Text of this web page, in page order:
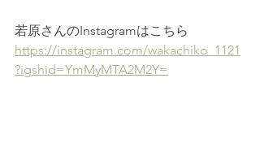
若原さんのInstagramはこちら
https://instagram.com/wakachiko_1121
?igshid=YmMyMTA2M2Y=